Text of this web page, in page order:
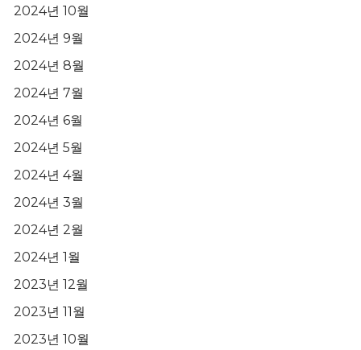
2024년 10월
2024년 9월
2024년 8월
2024년 7월
2024년 6월
2024년 5월
2024년 4월
2024년 3월
2024년 2월
2024년 1월
2023년 12월
2023년 11월
2023년 10월